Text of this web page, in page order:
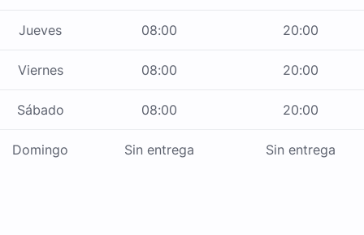
Jueves 08:00 20:00
Viernes 08:00 20:00
Sábado 08:00 20:00
Domingo Sin entrega Sin entrega